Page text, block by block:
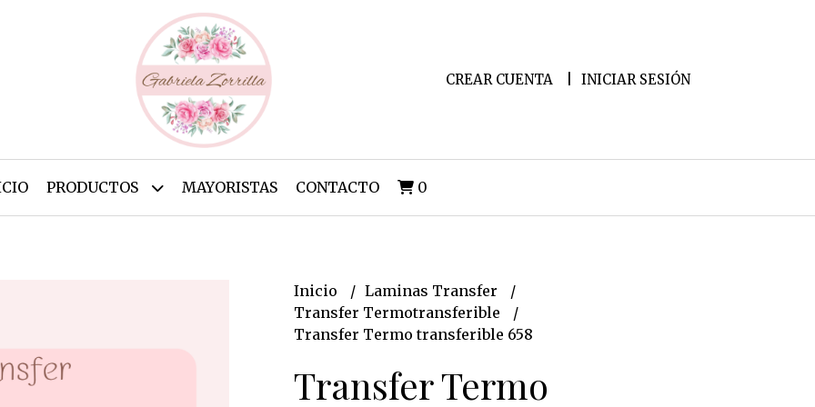
CREAR CUENTA INICIAR SESIÓN
PRODUCTOS MAYORISTAS CONTACTO 0
Inicio
Laminas Transfer
Transfer Termotransferible
Transfer Termo transferible 658
Transfer Termo